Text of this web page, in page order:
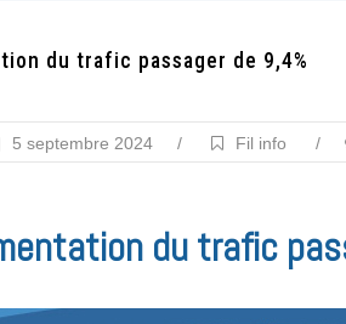
du trafic passager de 9,4%
5 septembre 2024 / Fil info /
du trafic